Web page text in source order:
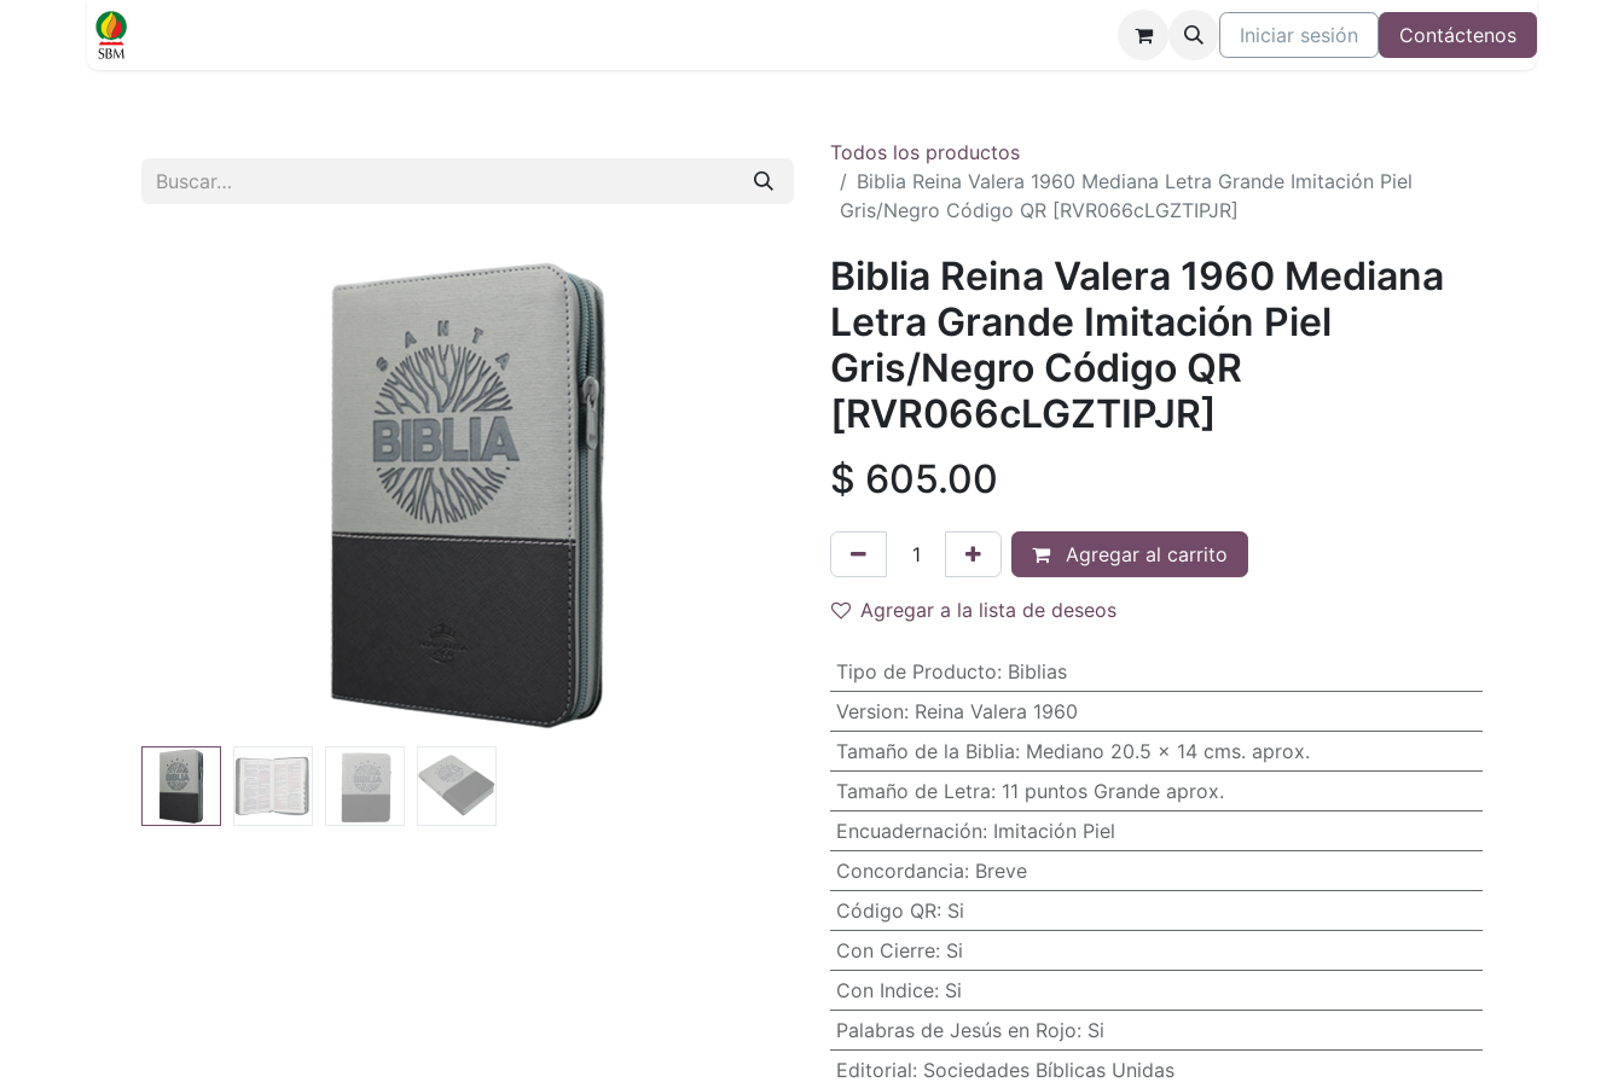
Iniciar sesión Contáctenos
Todos los productos
Biblia Reina Valera 1960 Mediana Letra Grande Imitación Piel
Gris/Negro Código QR [RVR066cLGZTIPJR]
Biblia Reina Valera 1960 Mediana
Letra Grande Imitación Piel
Gris/Negro Código QR
[RVR066cLGZTIPJR]
$ 605.00
Agregar al carrito
Agregar a la lista de deseos
Tipo de Producto: Biblias
Version: Reina Valera 1960
Tamaño de la Biblia: Mediano 20.5 x 14 cms. aprox.
Tamaño de Letra: 11 puntos Grande aprox.
Encuadernación: Imitación Piel
Concordancia: Breve
Código QR: Si
Con Cierre: Si
Con Indice: Si
Palabras de Jesús en Rojo: Si
Editorial: Sociedades Bíblicas Unidas